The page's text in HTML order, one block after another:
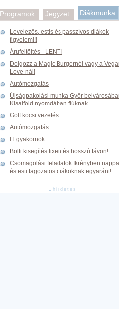
Programok Jegyzet Diákmunka
Levelezős, estis és passzívos diákok
figyelem!!!
Árufeltöltés - LENTI
Dolgozz a Magic Burgernél vagy a
Love-nál!
Autómozgatás
Újságpakolási munka Győr
Kisalföld nyomdában fiúknak
Golf kocsi vezetés
Autómozgatás
IT gyakornok
Bolti kisegítés fixen és hosszú távon!
Csomagolási feladatok Ikrényben
és esti tagozatos diákoknak egyaránt!
hirdetés